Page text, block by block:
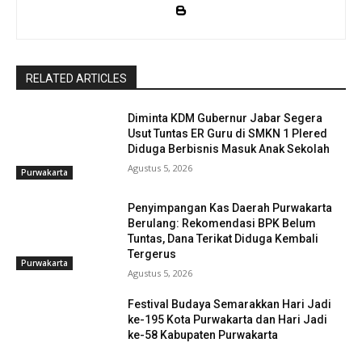
RELATED ARTICLES
Purwakarta
Diminta KDM Gubernur Jabar Segera
Usut Tuntas ER Guru di SMKN 1 Plered
Diduga Berbisnis Masuk Anak Sekolah
Agustus 5, 2026
Purwakarta
Penyimpangan Kas Daerah Purwakarta
Berulang: Rekomendasi BPK Belum
Tuntas, Dana Terikat Diduga Kembali
Tergerus
Agustus 5, 2026
Festival Budaya Semarakkan Hari Jadi
ke-195 Kota Purwakarta dan Hari Jadi
ke-58 Kabupaten Purwakarta